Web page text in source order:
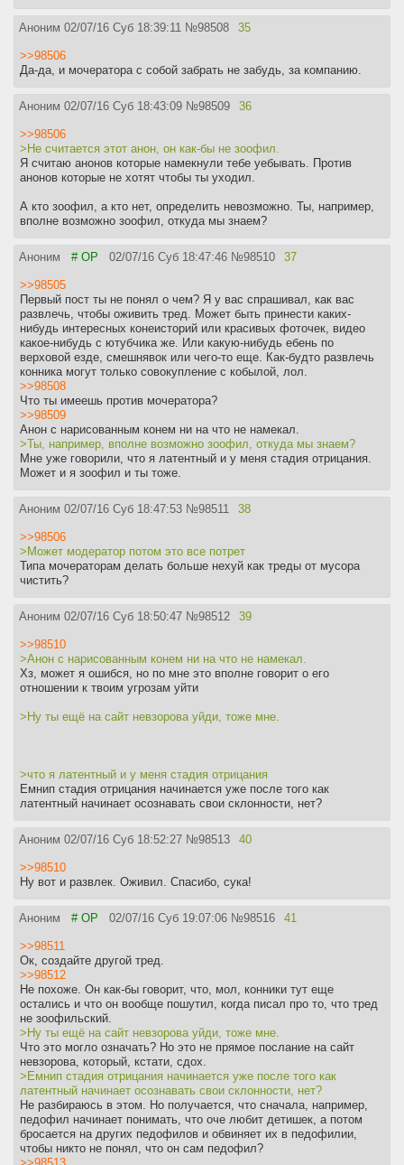
Аноним 02/07/16 Суб 18:39:11 №98508 35
>>98506
Да-да, и мочератора с собой забрать не забудь, за компанию.
Аноним 02/07/16 Суб 18:43:09 №98509 36
>>98506
>Не считается этот анон, он как-бы не зоофил.
Я считаю анонов которые намекнули тебе уебывать. Против
анонов которые не хотят чтобы ты уходил.
А кто зоофил, а кто нет, определить невозможно. Ты, например,
вполне возможно зоофил, откуда мы знаем?
Аноним # OP 02/07/16 Суб 18:47:46 №98510 37
>>98505
Первый пост ты не понял о чем? Я у вас спрашивал, как вас
развлечь, чтобы оживить тред. Может быть принести каких-
нибудь интересных конеисторий или красивых фоточек, видео
какое-нибудь с ютубчика же. Или какую-нибудь ебень по
верховой езде, смешнявок или чего-то еще. Как-будто развлечь
конника могут только совокупление с кобылой, лол.
>>98508
Что ты имеешь против мочератора?
>>98509
Анон с нарисованным конем ни на что не намекал.
>Ты, например, вполне возможно зоофил, откуда мы знаем?
Мне уже говорили, что я латентный и у меня стадия отрицания.
Может и я зоофил и ты тоже.
Аноним 02/07/16 Суб 18:47:53 №98511 38
>>98506
>Может модератор потом это все потрет
Типа мочераторам делать больше нехуй как треды от мусора
чистить?
Аноним 02/07/16 Суб 18:50:47 №98512 39
>>98510
>Анон с нарисованным конем ни на что не намекал.
Хз, может я ошибся, но по мне это вполне говорит о его
отношении к твоим угрозам уйти
>Ну ты ещё на сайт невзорова уйди, тоже мне.
>что я латентный и у меня стадия отрицания
Емнип стадия отрицания начинается уже после того как
латентный начинает осознавать свои склонности, нет?
Аноним 02/07/16 Суб 18:52:27 №98513 40
>>98510
Ну вот и развлек. Оживил. Спасибо, сука!
Аноним # OP 02/07/16 Суб 19:07:06 №98516 41
>>98511
Ок, создайте другой тред.
>>98512
Не похоже. Он как-бы говорит, что, мол, конники тут еще
остались и что он вообще пошутил, когда писал про то, что тред
не зоофильский.
>Ну ты ещё на сайт невзорова уйди, тоже мне.
Что это могло означать? Но это не прямое послание на сайт
невзорова, который, кстати, сдох.
>Емнип стадия отрицания начинается уже после того как
латентный начинает осознавать свои склонности, нет?
Не разбираюсь в этом. Но получается, что сначала, например,
педофил начинает понимать, что оче любит детишек, а потом
бросается на других педофилов и обвиняет их в педофилии,
чтобы никто не понял, что он сам педофил?